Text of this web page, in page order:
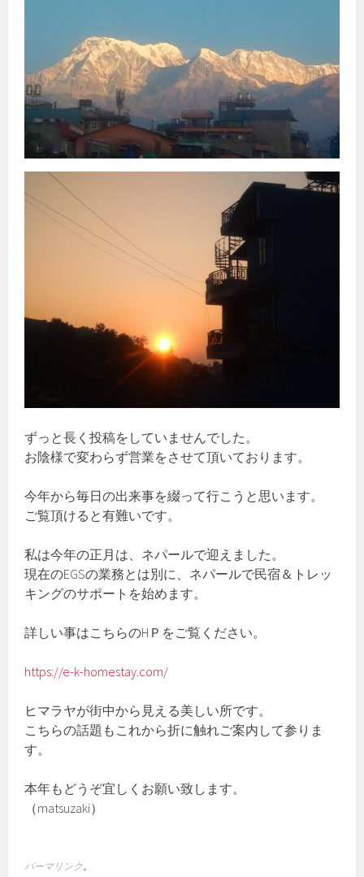
ずっと長く投稿をしていませんでした。
お陰様で変わらず営業をさせて頂いております。
今年から毎日の出来事を綴って行こうと思います。
ご覧頂けると有難いです。
私は今年の正月は、ネパールで迎えました。
現在のEGSの業務とは別に、ネパールで民宿＆トレッ
キングのサポートを始めます。
詳しい事はこちらのHＰをご覧ください。
https://e-k-homestay.com/
ヒマラヤが街中から見える美しい所です。
こちらの話題もこれから折に触れご案内して参りま
す。
本年もどうぞ宜しくお願い致します。
（matsuzaki）
パーマリンク。